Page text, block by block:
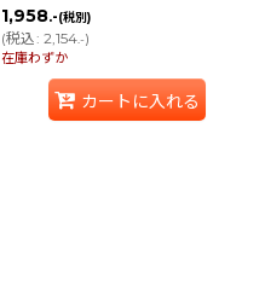
1,958.-(税別)
(税込: 2,154.-)
在庫わずか
カートに入れる